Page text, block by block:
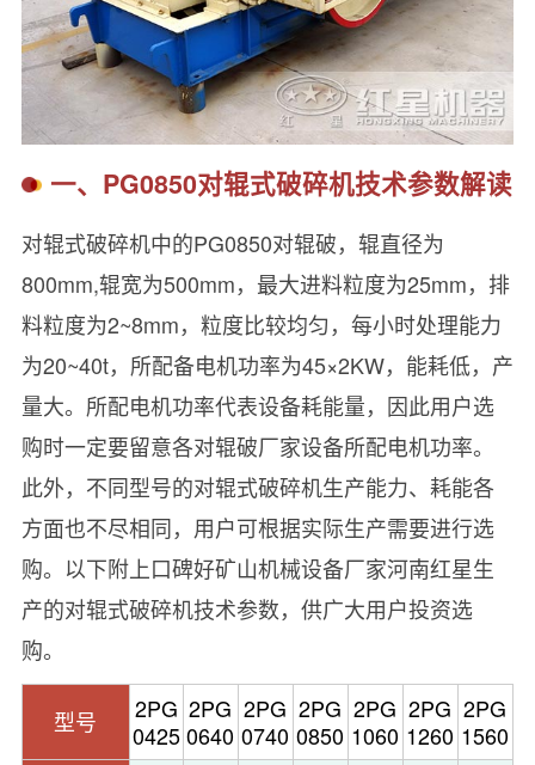
一、PG0850对辊式破碎机技术参数解读
对辊式破碎机中的PG0850对辊破，辊直径为
800mm,辊宽为500mm，最大进料粒度为25mm，排
料粒度为2~8mm，粒度比较均匀，每小时处理能力
为20~40t，所配备电机功率为45×2KW，能耗低，产
量大。所配电机功率代表设备耗能量，因此用户选
购时一定要留意各对辊破厂家设备所配电机功率。
此外，不同型号的对辊式破碎机生产能力、耗能各
方面也不尽相同，用户可根据实际生产需要进行选
购。以下附上口碑好矿山机械设备厂家河南红星生
产的对辊式破碎机技术参数，供广大用户投资选
购。
型号
2PG
0425
2PG
0640
2PG
0740
2PG
0850
2PG
1060
2PG
1260
2PG
1560